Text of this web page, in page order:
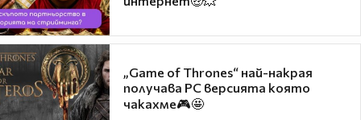
„Game of Thrones“ най-накрая
получава PC версията която
чакахме🎮🤩